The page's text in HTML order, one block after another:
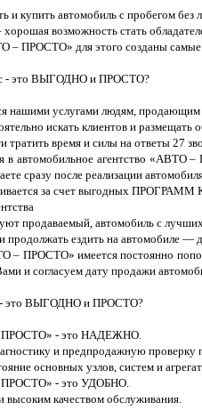
и купить автомобиль с пробегом без
возможность стать
– ПРОСТО» для этого созданы
- это ВЫГОДНО и ПРОСТО?
нашими услугами людям, продающим
искать клиентов и размещать
время и силы на ответы 27
в автомобильное агентство
сразу после реализации
за счет выгодных
продаваемый, автомобиль с лучших
продолжать ездить на автомобиле
– ПРОСТО» имеется постоянно
и согласуем дату продажи
- это ВЫГОДНО и ПРОСТО?
ПРОСТО» - это НАДЕЖНО.
и предпродажную проверку
основных узлов, систем и
ПРОСТО» - это УДОБНО.
качеством обслуживания.